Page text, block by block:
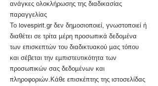
ανάγκες ολοκλήρωσης της διαδικασίας
παραγγελίας
Το lovespirit.gr δεν δημοσιοποιεί, γνωστοποιεί ή
διαθέτει σε τρίτα μέρη προσωπικά δεδομένα
των επισκεπτών του διαδικτυακού μας τόπου
και σέβεται την εμπιστευτικότητα των
προσωπικών σας δεδομένων και
πληροφοριών.Κάθε επισκέπτης της ιστοσελίδας